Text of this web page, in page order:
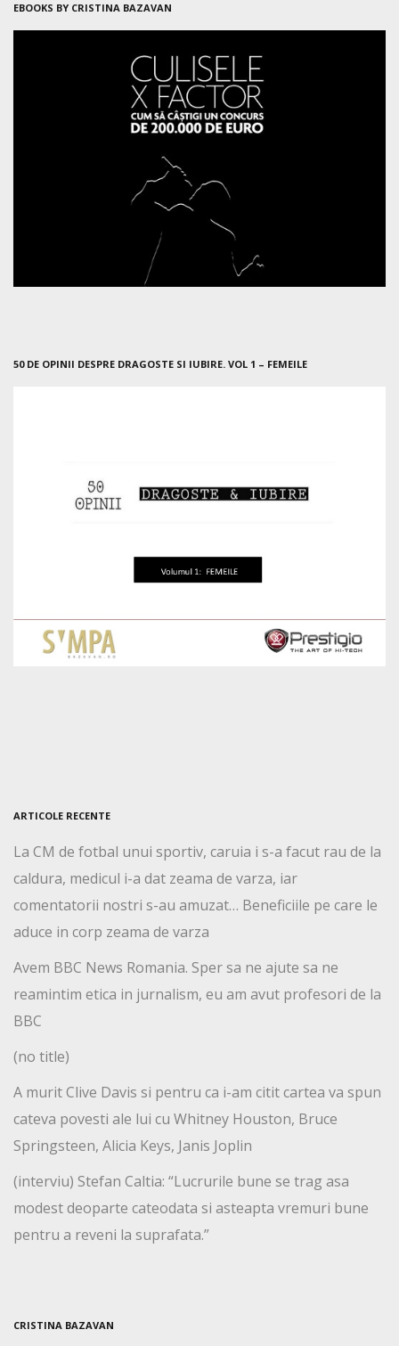
EBOOKS BY CRISTINA BAZAVAN
50 DE OPINII DESPRE DRAGOSTE SI IUBIRE. VOL 1 – FEMEILE
ARTICOLE RECENTE
La CM de fotbal unui sportiv, caruia i s-a facut rau de la
caldura, medicul i-a dat zeama de varza, iar
comentatorii nostri s-au amuzat… Beneficiile pe care le
aduce in corp zeama de varza
Avem BBC News Romania. Sper sa ne ajute sa ne
reamintim etica in jurnalism, eu am avut profesori de la
BBC
(no title)
A murit Clive Davis si pentru ca i-am citit cartea va spun
cateva povesti ale lui cu Whitney Houston, Bruce
Springsteen, Alicia Keys, Janis Joplin
(interviu) Stefan Caltia: “Lucrurile bune se trag asa
modest deoparte cateodata si asteapta vremuri bune
pentru a reveni la suprafata.”
CRISTINA BAZAVAN